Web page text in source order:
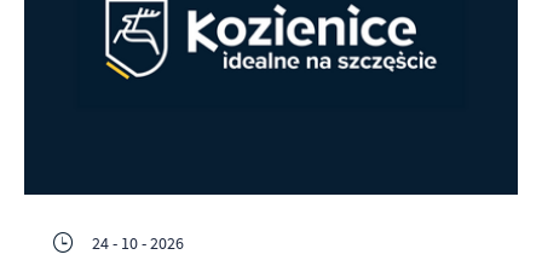
24 - 10 - 2026